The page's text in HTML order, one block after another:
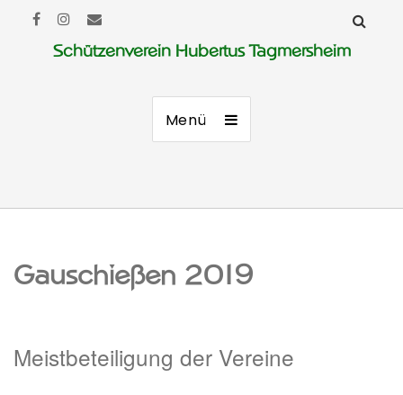
Schützenverein Hubertus Tagmersheim
Menü
Gauschießen 2019
Meistbeteiligung der Vereine